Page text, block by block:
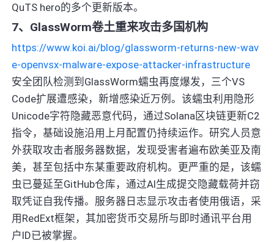
QuTS hero的多个更新版本。
7、GlassWorm卷土重来攻击多国机构
https://www.koi.ai/blog/glassworm-returns-new-wav
e-openvsx-malware-expose-attacker-infrastructure
安全团队检测到GlassWorm蠕虫再度爆发，三个VS
Code扩展遭感染，新增感染近万例。该蠕虫利用隐形
Unicode字符隐藏恶意代码，通过Solana区块链更新C2
指令，基础设施沿用上月配置仍持续运作。研究人员意
外获取攻击者服务器数据，发现受害者遍布欧美亚及南
美，甚至包括中东某重要政府机构。更严重的是，该蠕
虫已蔓延至GitHub仓库，通过AI生成提交隐藏载荷并窃
取凭证自我传播。服务器日志显示攻击者使用俄语，采
用RedExt框架，其加密货币交易所与即时通讯平台用
户ID已被掌握。